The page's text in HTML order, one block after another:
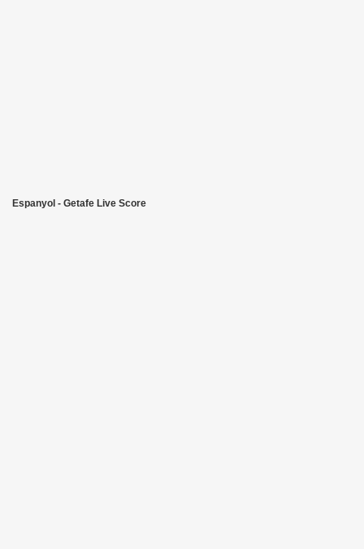
Espanyol - Getafe Live Score